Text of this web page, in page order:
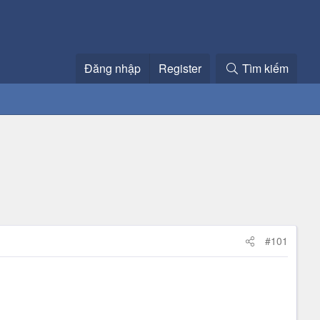
Đăng nhập Register Tìm kiếm
#101